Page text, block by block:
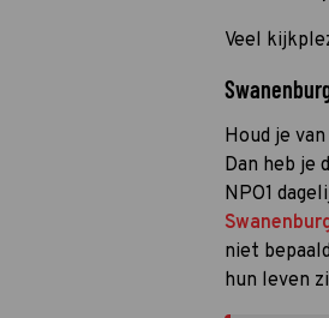
Veel
Houd je
Dan heb je
NPO1
niet
hun leven